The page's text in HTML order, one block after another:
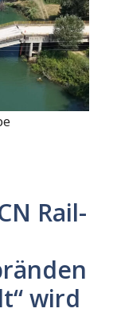
Rail-
wird